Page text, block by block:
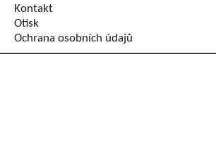
Kontakt
Otisk
Ochrana osobních údajů